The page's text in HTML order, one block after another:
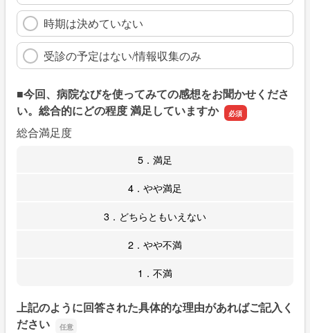
時期は決めていない
受診の予定はない/情報収集のみ
■今回、病院なびを使ってみての感想をお聞かせくださ
い。総合的にどの程度 満足していますか
総合満足度
5．満足
4．やや満足
3．どちらともいえない
2．やや不満
1．不満
上記のように回答された具体的な理由があればご記入く
ださい